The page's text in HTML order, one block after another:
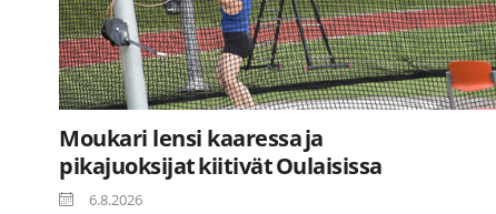
Moukari lensi kaaressa ja
pikajuoksijat kiitivät Oulaisissa
6.8.2026